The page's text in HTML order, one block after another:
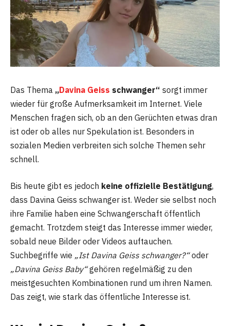
Das Thema „Davina Geiss schwanger“ sorgt immer
wieder für große Aufmerksamkeit im Internet. Viele
Menschen fragen sich, ob an den Gerüchten etwas dran
ist oder ob alles nur Spekulation ist. Besonders in
sozialen Medien verbreiten sich solche Themen sehr
schnell.
Bis heute gibt es jedoch keine offizielle Bestätigung,
dass Davina Geiss schwanger ist. Weder sie selbst noch
ihre Familie haben eine Schwangerschaft öffentlich
gemacht. Trotzdem steigt das Interesse immer wieder,
sobald neue Bilder oder Videos auftauchen.
Suchbegriffe wie „Ist Davina Geiss schwanger?“oder
„Davina Geiss Baby“gehören regelmäßig zu den
meistgesuchten Kombinationen rund um ihren Namen.
Das zeigt, wie stark das öffentliche Interesse ist.